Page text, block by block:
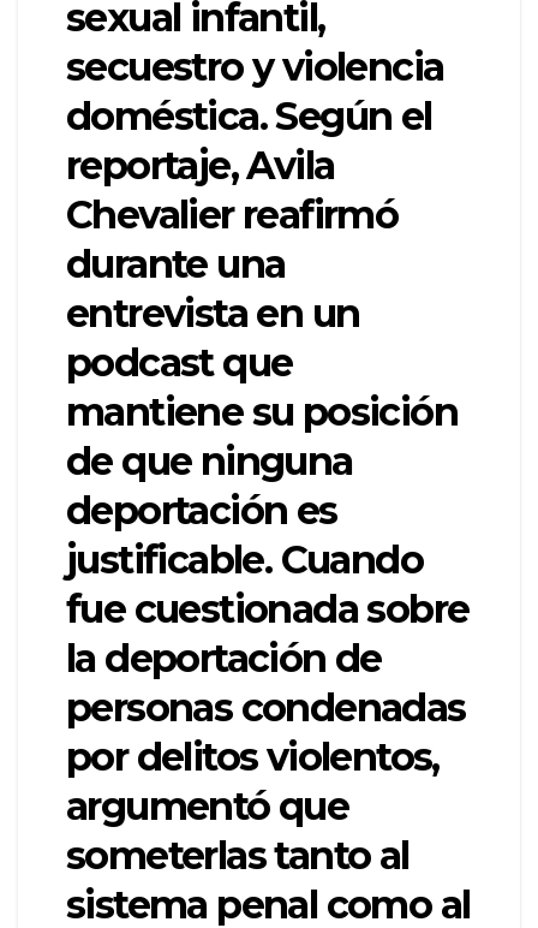
sexual infantil,
secuestro y violencia
doméstica. Según el
reportaje, Avila
Chevalier reafirmó
durante una
entrevista en un
podcast que
mantiene su posición
de que ninguna
deportación es
justificable. Cuando
fue cuestionada sobre
la deportación de
personas condenadas
por delitos violentos,
argumentó que
someterlas tanto al
sistema penal como al